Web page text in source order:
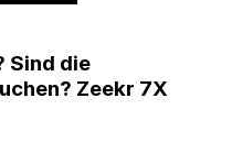
Sind die
Zeekr 7X